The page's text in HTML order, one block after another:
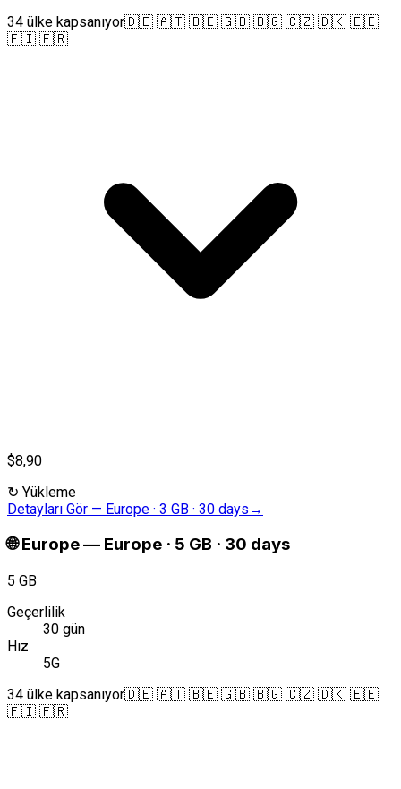
34 ülke kapsanıyor🇩🇪 🇦🇹 🇧🇪 🇬🇧 🇧🇬 🇨🇿 🇩🇰 🇪🇪
🇫🇮 🇫🇷
$8,90
↻ Yükleme
Detayları Gör — Europe · 3 GB · 30 days →
🌐 Europe— Europe · 5 GB · 30 days
5 GB
Geçerlilik
30 gün
Hız
5G
34 ülke kapsanıyor🇩🇪 🇦🇹 🇧🇪 🇬🇧 🇧🇬 🇨🇿 🇩🇰 🇪🇪
🇫🇮 🇫🇷